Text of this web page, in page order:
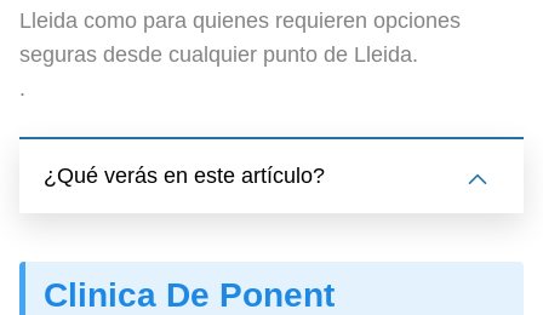
Lleida como para quienes requieren opciones
seguras desde cualquier punto de Lleida.
.
¿Qué verás en este artículo?
Clinica De Ponent